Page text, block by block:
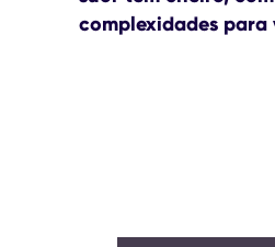
complexidades